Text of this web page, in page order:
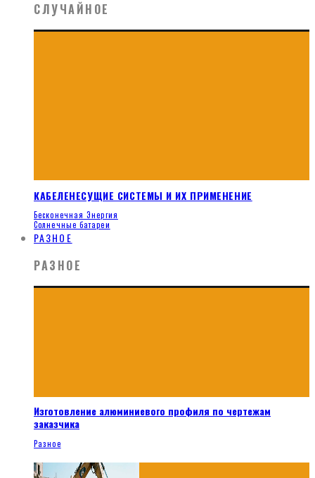
СЛУЧАЙНОЕ
КАБЕЛЕНЕСУЩИЕ СИСТЕМЫ И ИХ ПРИМЕНЕНИЕ
Бесконечная Энергия
Солнечные батареи
РАЗНОЕ
РАЗНОЕ
Изготовление алюминиевого профиля по чертежам
заказчика
Разное